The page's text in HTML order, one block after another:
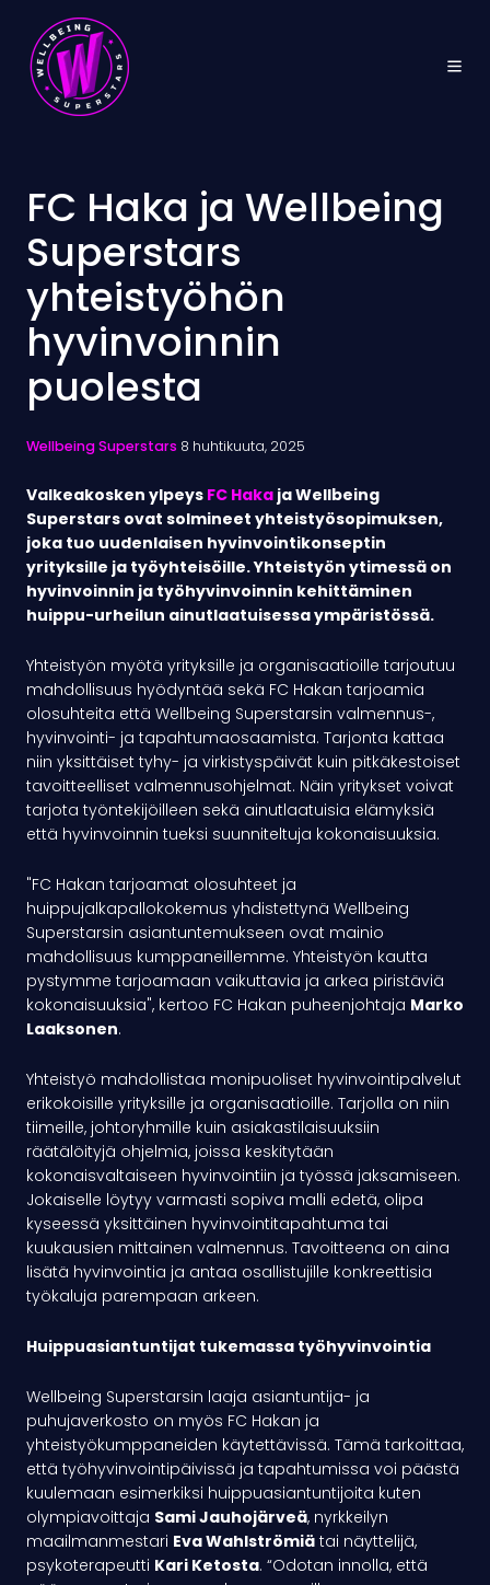
FC Haka ja Wellbeing
Superstars
yhteistyöhön
hyvinvoinnin
puolesta
Wellbeing Superstars 8 huhtikuuta, 2025
Valkeakosken ylpeys FC Haka ja Wellbeing
Superstars ovat solmineet yhteistyösopimuksen,
joka tuo uudenlaisen hyvinvointikonseptin
yrityksille ja työyhteisöille. Yhteistyön ytimessä on
hyvinvoinnin ja työhyvinvoinnin kehittäminen
huippu-urheilun ainutlaatuisessa ympäristössä.
Yhteistyön myötä yrityksille ja organisaatioille tarjoutuu
mahdollisuus hyödyntää sekä FC Hakan tarjoamia
olosuhteita että Wellbeing Superstarsin valmennus-,
hyvinvointi- ja tapahtumaosaamista. Tarjonta kattaa
niin yksittäiset tyhy- ja virkistyspäivät kuin pitkäkestoiset
tavoitteelliset valmennusohjelmat. Näin yritykset voivat
tarjota työntekijöilleen sekä ainutlaatuisia elämyksiä
että hyvinvoinnin tueksi suunniteltuja kokonaisuuksia.
"FC Hakan tarjoamat olosuhteet ja
huippujalkapallokokemus yhdistettynä Wellbeing
Superstarsin asiantuntemukseen ovat mainio
mahdollisuus kumppaneillemme. Yhteistyön kautta
pystymme tarjoamaan vaikuttavia ja arkea piristäviä
kokonaisuuksia", kertoo FC Hakan puheenjohtaja Marko
Laaksonen.
Yhteistyö mahdollistaa monipuoliset hyvinvointipalvelut
erikokoisille yrityksille ja organisaatioille. Tarjolla on niin
tiimeille, johtoryhmille kuin asiakastilaisuuksiin
räätälöityjä ohjelmia, joissa keskitytään
kokonaisvaltaiseen hyvinvointiin ja työssä jaksamiseen.
Jokaiselle löytyy varmasti sopiva malli edetä, olipa
kyseessä yksittäinen hyvinvointitapahtuma tai
kuukausien mittainen valmennus. Tavoitteena on aina
lisätä hyvinvointia ja antaa osallistujille konkreettisia
työkaluja parempaan arkeen.
Huippuasiantuntijat tukemassa työhyvinvointia
Wellbeing Superstarsin laaja asiantuntija- ja
puhujaverkosto on myös FC Hakan ja
yhteistyökumppaneiden käytettävissä. Tämä tarkoittaa,
että työhyvinvointipäivissä ja tapahtumissa voi päästä
kuulemaan esimerkiksi huippuasiantuntijoita kuten
olympiavoittaja Sami Jauhojärveä, nyrkkeilyn
maailmanmestari Eva Wahlströmiä tai näyttelijä,
psykoterapeutti Kari Ketosta. “Odotan innolla, että